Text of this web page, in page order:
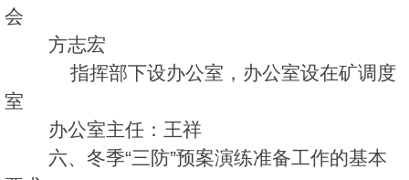
会
方志宏
指挥部下设办公室，办公室设在矿调度
室
办公室主任：王祥
六、冬季“三防”预案演练准备工作的基本